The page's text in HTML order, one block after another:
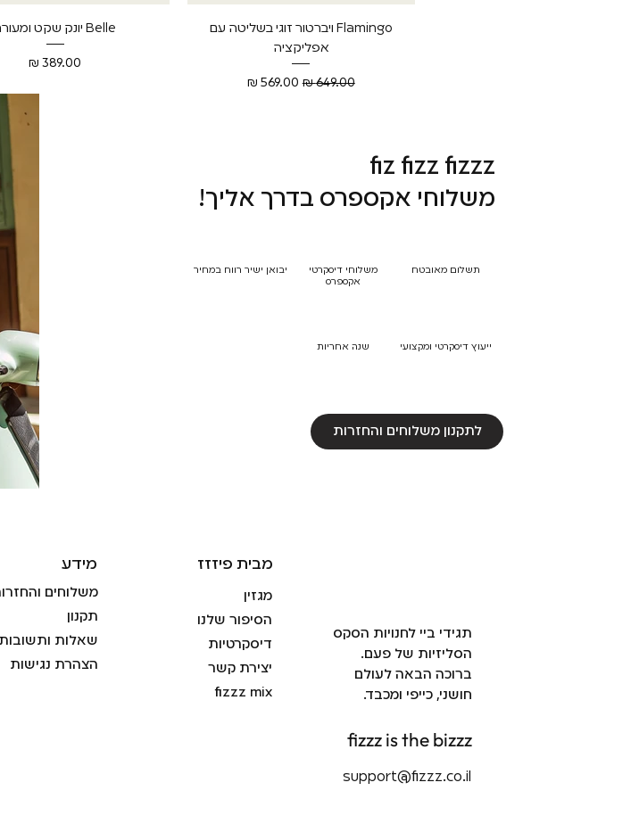
תצוגה מהירה
Flamingo ויברטור זוגי בשליטה עם
אפליקציה
מחיר רגיל‏649.00 ‏₪ מחיר מבצע
תצוגה מהירהBelle יונק שקט ומעורר
מחיר
fiz fizz fizzz
משלוחי אקספרס בדרך אליך!
תשלום מאובטח
ייעוץ דיסקרטי ומקצועי
משלוחי דיסקרטי
אקספרס
שנה אחריות
יבואן ישיר רווח במחיר
לתקנון משלוחים והחזרות
מידע
משלוחים
תקנון
שאלות ותשובות
הצהרת נגישות
מבית פיזזז
מגזין
הסיפור שלנו
דיסקרטיות
יצירת קשר
fizzz mix
תגידי ביי לחנויות הסקס
הסליזיות של פעם.
ברוכה הבאה לעולם
חושני, כייפי ומכבד.
fizzz is the bizzz
support@fizzz.co.il